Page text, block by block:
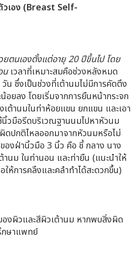
เอง (Breast Self-
ยตนเองตั้งแต่อายุ 20 ปีขึ้นไป โดย
นเวลาที่เหมาะสมคือช่วงหลังหมด
น ซึ่งเป็นช่วงที่เต้านมไม่มีการคัดตึง
ยลง โดยเริ่มจากการยืนหน้ากระจก
ต้านมในท่าห้อยแขน ยกแขน และเอา
นิ้วมือรีดบริเวณฐานนมไปหาหัวนม
ปกติไหลออกมาจากหัวนมหรือไม่
องฝ่านิ้วมือ 3 นิ้ว คือ ชี้ กลาง นาง
านม ในท่านอน และท่ายืน (แนะนำให้
ให้การคลึงและคลำทำได้สะดวกขึ้น)
งผิวและสีผิวเต้านม หากพบสิ่งผิด
กษาแพทย์